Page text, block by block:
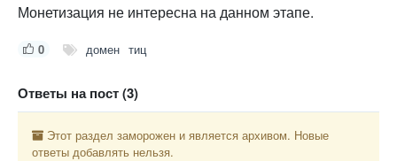
Монетизация не интересна на данном этапе.
0 домен тиц
Ответы на пост (3)
Этот раздел заморожен и является архивом. Новые
ответы добавлять нельзя.